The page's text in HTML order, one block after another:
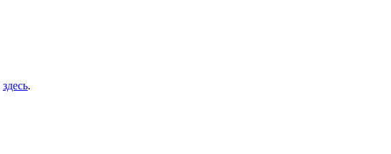
здесь.